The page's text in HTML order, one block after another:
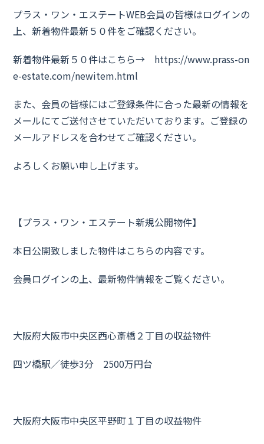
プラス・ワン・エステートWEB会員の皆様はログインの
上、新着物件最新５０件をご確認ください。
新着物件最新５０件はこちら→ https://www.prass-on
e-estate.com/newitem.html
また、会員の皆様にはご登録条件に合った最新の情報を
メールにてご送付させていただいております。ご登録の
メールアドレスを合わせてご確認ください。
よろしくお願い申し上げます。
【プラス・ワン・エステート新規公開物件】
本日公開致しました物件はこちらの内容です。
会員ログインの上、最新物件情報をご覧ください。
大阪府大阪市中央区西心斎橋２丁目の収益物件
四ツ橋駅／徒歩3分 2500万円台
大阪府大阪市中央区平野町１丁目の収益物件